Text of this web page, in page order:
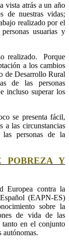
vista atrás a un año
de nuestras vidas;
realizado por el
usuarias y
realizado. Porque
a los cambios
de Desarrollo Rural
de las personas
incluso superar los
se presenta fácil,
a las circunstancias
las personas de la
POBREZA Y
Europea contra la
(EAPN-ES)
sobre la
de vida de las
tanto en el conjunto
autónomas.